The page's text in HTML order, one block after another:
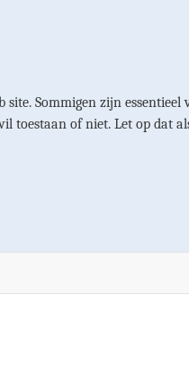
site. Sommigen zijn
toestaan of niet. Let op dat